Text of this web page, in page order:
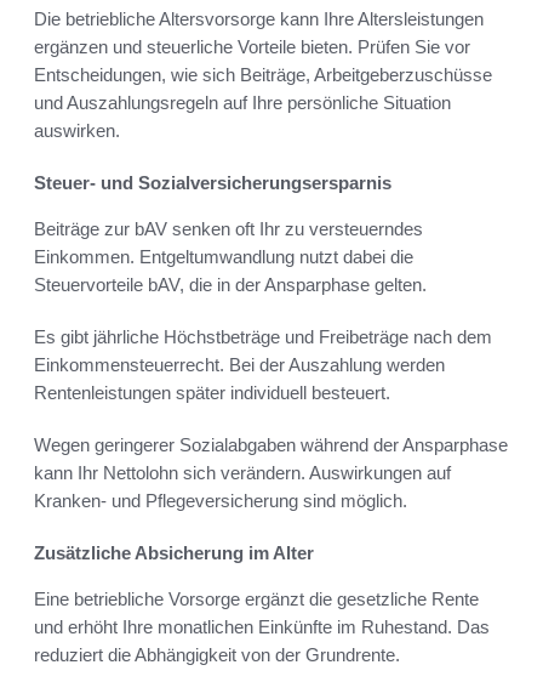
Die betriebliche Altersvorsorge kann Ihre Altersleistungen
ergänzen und steuerliche Vorteile bieten. Prüfen Sie vor
Entscheidungen, wie sich Beiträge, Arbeitgeberzuschüsse
und Auszahlungsregeln auf Ihre persönliche Situation
auswirken.
Steuer- und Sozialversicherungsersparnis
Beiträge zur bAV senken oft Ihr zu versteuerndes
Einkommen. Entgeltumwandlung nutzt dabei die
Steuervorteile bAV, die in der Ansparphase gelten.
Es gibt jährliche Höchstbeträge und Freibeträge nach dem
Einkommensteuerrecht. Bei der Auszahlung werden
Rentenleistungen später individuell besteuert.
Wegen geringerer Sozialabgaben während der Ansparphase
kann Ihr Nettolohn sich verändern. Auswirkungen auf
Kranken- und Pflegeversicherung sind möglich.
Zusätzliche Absicherung im Alter
Eine betriebliche Vorsorge ergänzt die gesetzliche Rente
und erhöht Ihre monatlichen Einkünfte im Ruhestand. Das
reduziert die Abhängigkeit von der Grundrente.